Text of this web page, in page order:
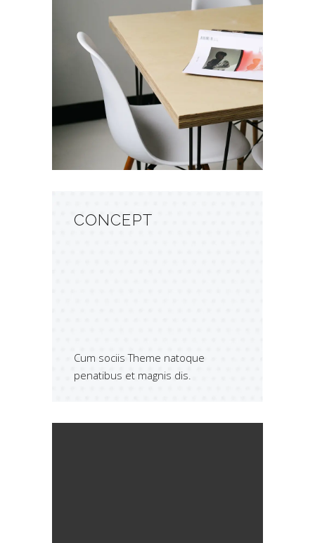
Lorem ipsum proin gravida nibh vel
velit auctor aliquet.
CONCEPT
Cum sociis Theme natoque
penatibus et magnis dis.